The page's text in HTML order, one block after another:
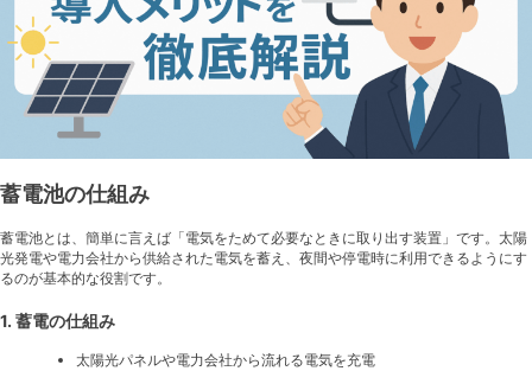
蓄電池の仕組み
蓄電池とは、簡単に言えば「電気をためて必要なときに取り出す装置」です。太陽
光発電や電力会社から供給された電気を蓄え、夜間や停電時に利用できるようにす
るのが基本的な役割です。
1. 蓄電の仕組み
太陽光パネルや電力会社から流れる電気を充電